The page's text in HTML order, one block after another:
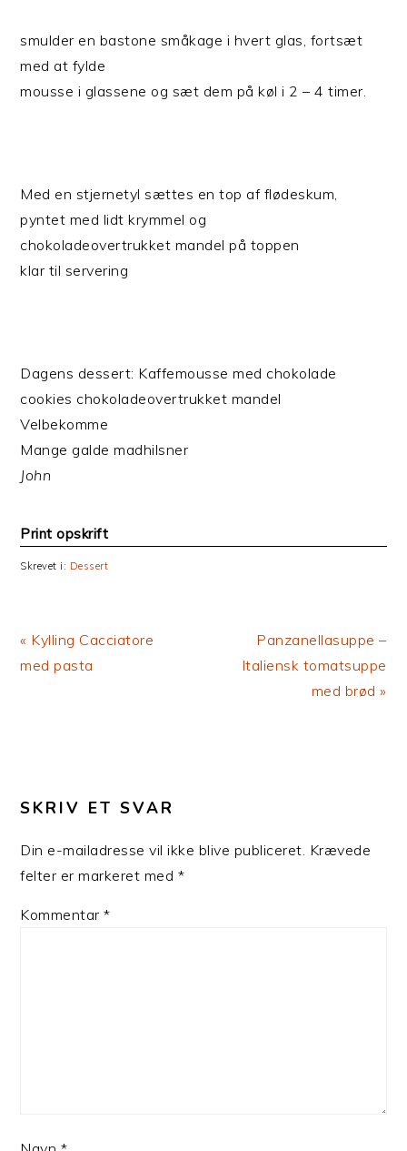
smulder en bastone småkage i hvert glas, fortsæt
med at fylde
mousse i glassene og sæt dem på køl i 2 – 4 timer.
Med en stjernetyl sættes en top af flødeskum,
pyntet med lidt krymmel og
chokoladeovertrukket mandel på toppen
klar til servering
Dagens dessert: Kaffemousse med chokolade
cookies chokoladeovertrukket mandel
Velbekomme
Mange galde madhilsner
John
Print opskrift
Skrevet i: Dessert
Previous
Post:
« Kylling Cacciatore
med pasta
Next
Post:
Panzanellasuppe –
Italiensk tomatsuppe
med brød »
SKRIV ET SVAR
Din e-mailadresse vil ikke blive publiceret. Krævede
felter er markeret med *
Kommentar*